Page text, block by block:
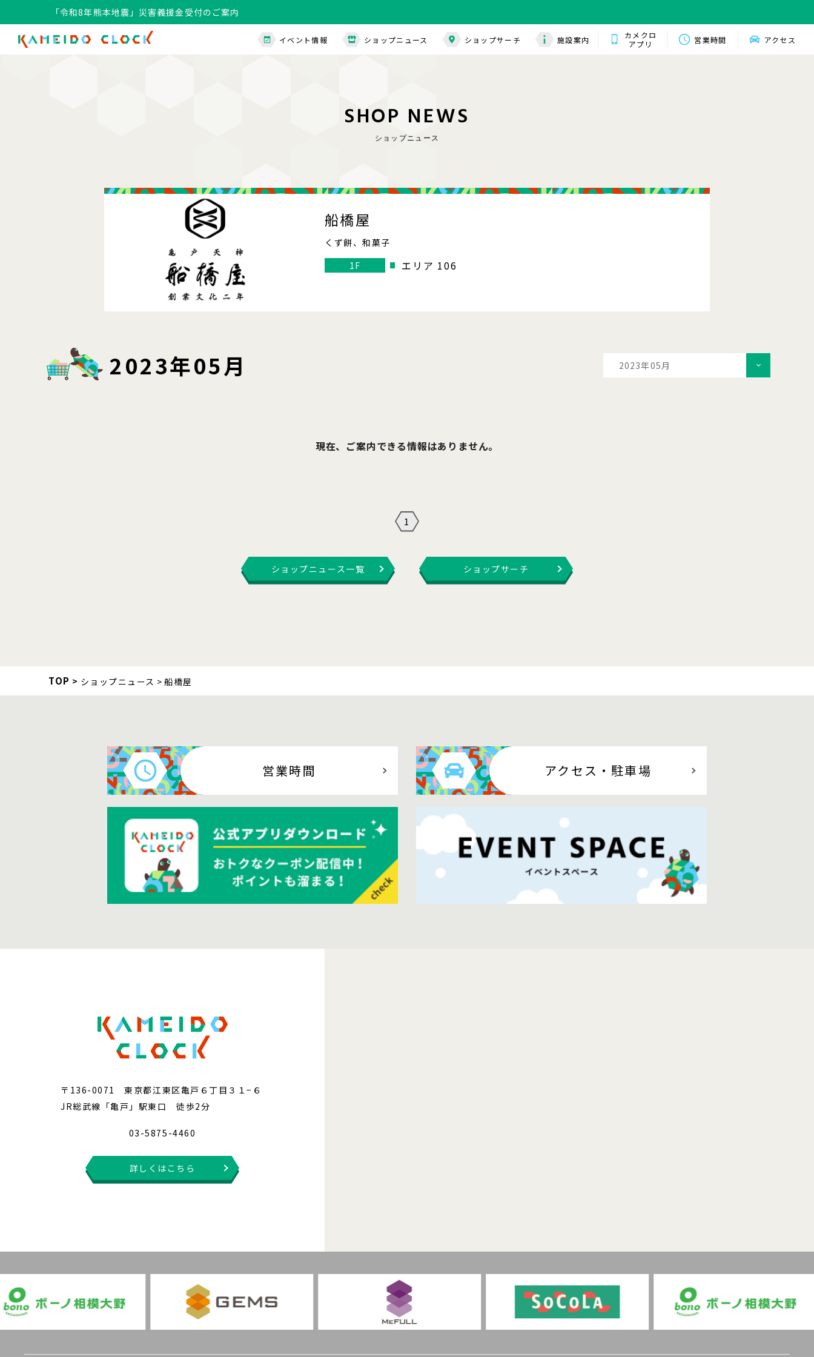
「令和8年熊本地震」災害義援金受付のご案内
イベント情報 ショップニュース ショップサーチ 施設案内
カメクロ
アプリ
営業時間 アクセス
SHOP NEWS
ショップニュース
船橋屋
くず餅、和菓子
1F
エリア 106
2023年05月
2023年05月
現在、ご案内できる情報はありません。
1
ショップニュース一覧 ショップサーチ
TOP ショップニュース 船橋屋
営業時間 アクセス ・駐車場
〒136-0071 東京都江東区亀戸６丁目３１−６
JR総武線「亀戸」駅東口 徒歩2分
03-5875-4460
詳しくはこちら